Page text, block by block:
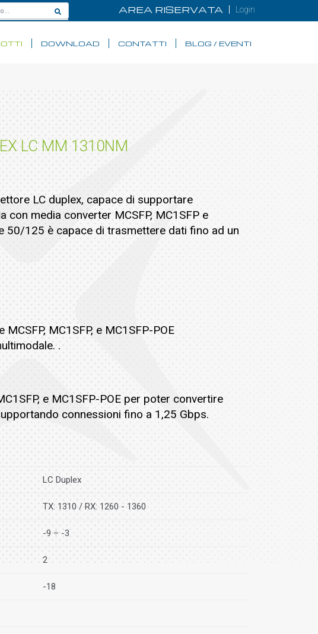
AREA RISERVATA Login
DOWNLOAD CONTATTI BLOG / EVENTI
LC MM 1310NM
LC duplex, capace di supportare
media converter MCSFP, MC1SFP e
50/125 è capace di trasmettere dati fino ad un
MC1SFP, e MC1SFP-POE
.
e MC1SFP-POE per poter convertire
connessioni fino a 1,25 Gbps.
LC Duplex
TX: 1310 / RX: 1260 - 1360
-9 ÷ -3
2
-18